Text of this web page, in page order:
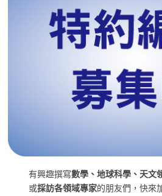
有興趣撰寫數學、地球科學、天文
或採訪各領域專家的朋友們，快來